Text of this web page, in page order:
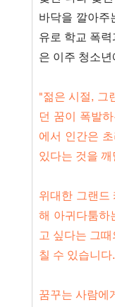
바닥을 깔아주
유로 학교 폭
은 이주 청소
"젊은 시절, 그
던 꿈이 폭발
에서 인간은
있다는 것을
위대한 그랜드
해 아귀다툼하
고 싶다는 그
칠 수 있습니
꿈꾸는 사람에